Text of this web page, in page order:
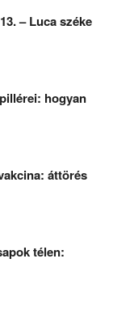
– Luca széke
hogyan
áttörés
télen: